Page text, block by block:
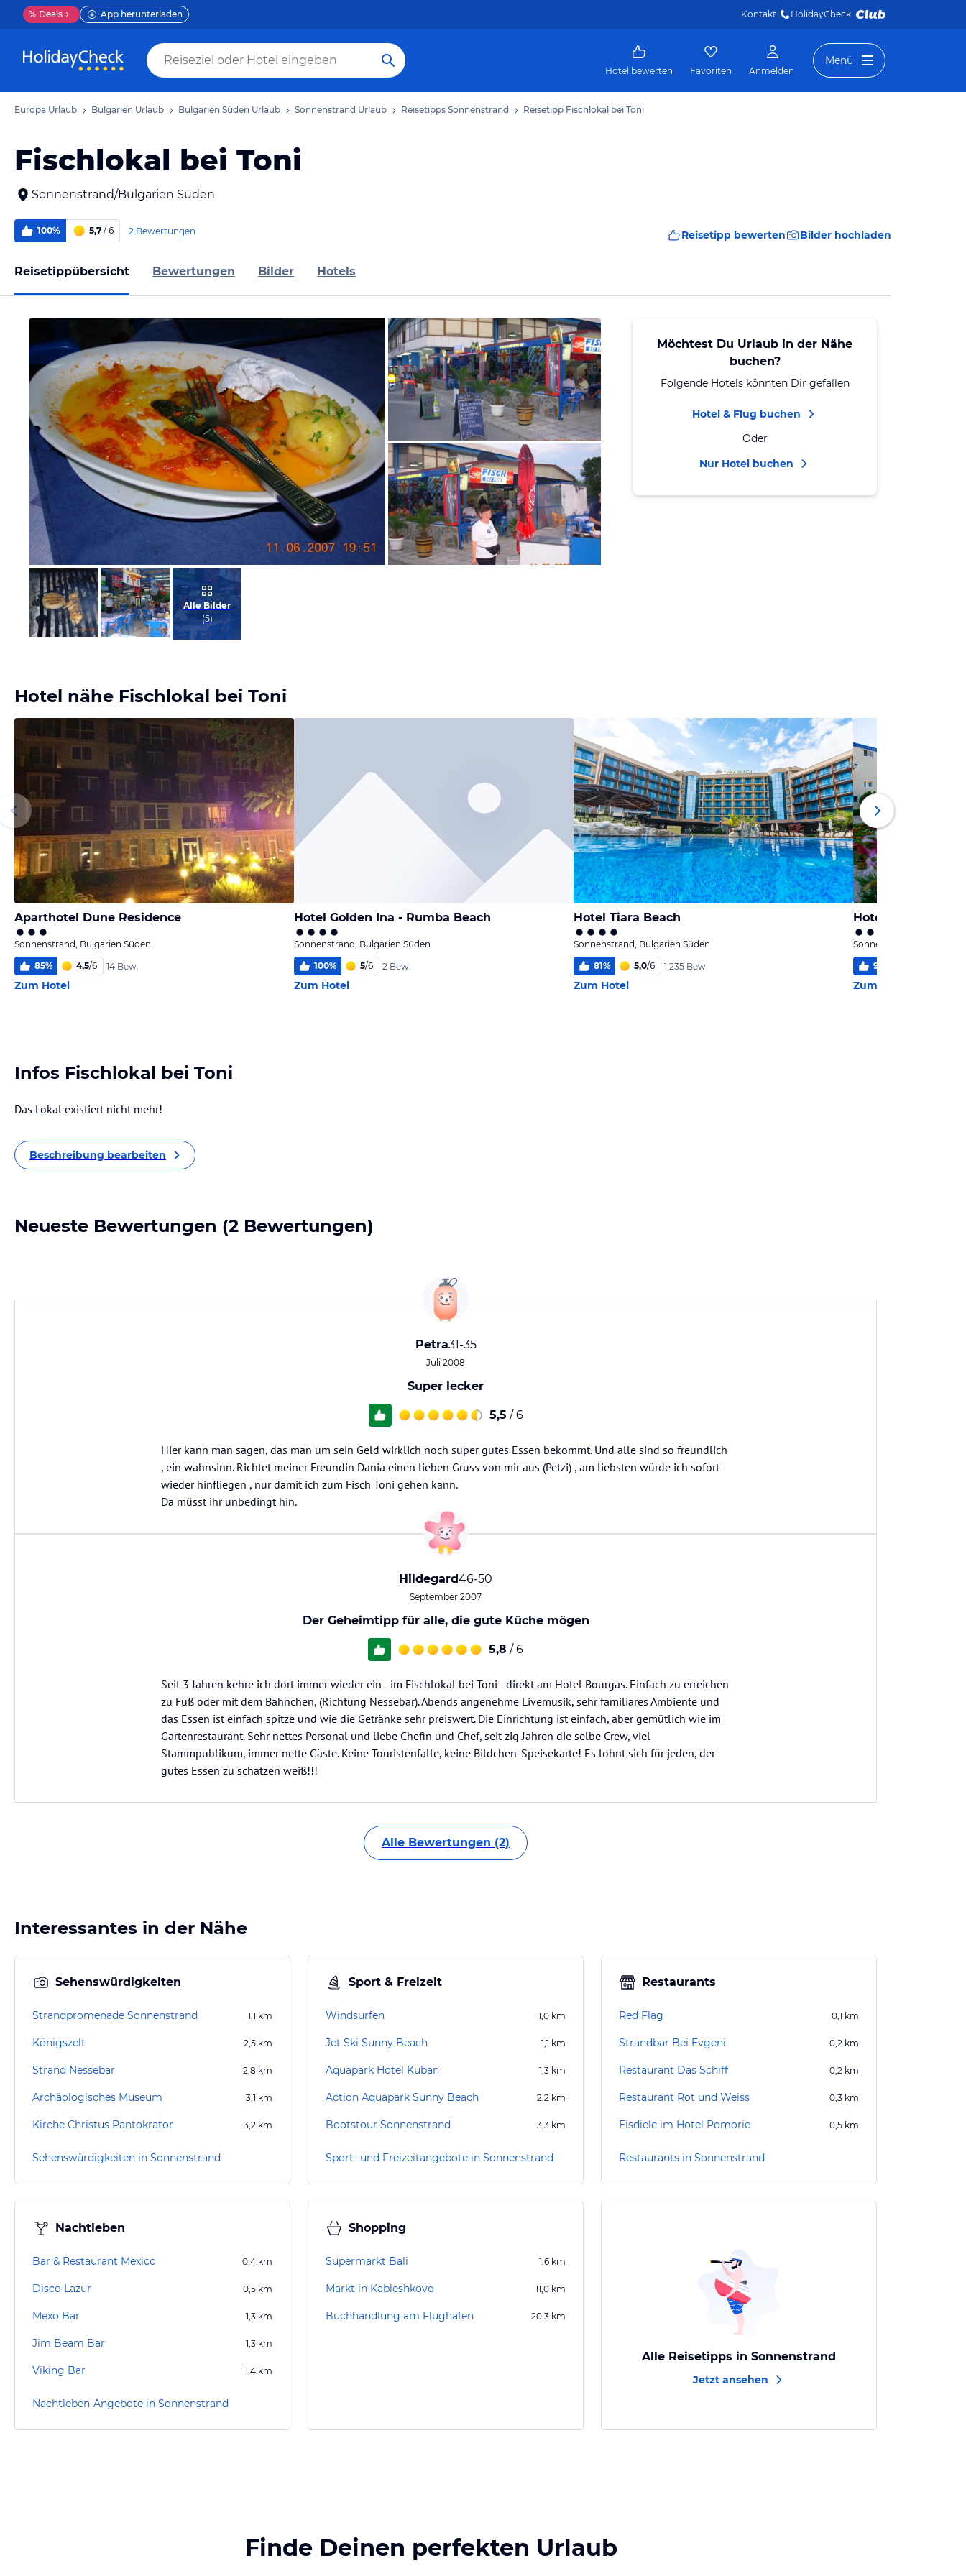
% Deals App herunterladen Kontakt HolidayCheck
Hotel bewerten Favoriten Anmelden
Menü
Europa Urlaub Bulgarien Urlaub Bulgarien Süden Urlaub Sonnenstrand Urlaub Reisetipps Sonnenstrand Reisetipp Fischlokal bei Toni
Fischlokal bei Toni
Sonnenstrand/Bulgarien Süden
100% 5,7 / 6 2 Bewertungen Reisetipp bewerten Bilder hochladen
Reisetippübersicht Bewertungen Bilder Hotels
Bild melden
von Elmar
Bild melden
von Elmar
Alle Bilder
(5)
Möchtest Du Urlaub in der Nähe
buchen?
Folgende Hotels könnten Dir gefallen
Hotel & Flug buchen
Oder
Nur Hotel buchen
Hotel nähe Fischlokal bei Toni
Aparthotel Dune Residence
Sonnenstrand, Bulgarien Süden
85% 4,5/6 14 Bew.
Zum Hotel
Hotel Golden Ina - Rumba Beach
Sonnenstrand, Bulgarien Süden
100% 5/6 2 Bew.
Zum Hotel
Hotel Tiara Beach
Sonnenstrand, Bulgarien Süden
81% 5,0/6 1.235 Bew.
Zum Hotel
Hotel Azurro
Sonnenstrand, Bulgarien
90
Zum Hotel
Infos Fischlokal bei Toni
Das Lokal existiert nicht mehr!
Beschreibung bearbeiten
Neueste Bewertungen (2 Bewertungen)
Petra31-35
Juli 2008
Super lecker
5,5 / 6
Hier kann man sagen, das man um sein Geld wirklich noch super gutes Essen bekommt. Und alle sind so freundlich
, ein wahnsinn. Richtet meiner Freundin Dania einen lieben Gruss von mir aus (Petzi) , am liebsten würde ich sofort
wieder hinfliegen , nur damit ich zum Fisch Toni gehen kann.
Da müsst ihr unbedingt hin.
Hildegard46-50
September 2007
Der Geheimtipp für alle, die gute Küche mögen
5,8 / 6
Seit 3 Jahren kehre ich dort immer wieder ein - im Fischlokal bei Toni - direkt am Hotel Bourgas. Einfach zu erreichen
zu Fuß oder mit dem Bähnchen, (Richtung Nessebar). Abends angenehme Livemusik, sehr familiäres Ambiente und
das Essen ist einfach spitze und wie die Getränke sehr preiswert. Die Einrichtung ist einfach, aber gemütlich wie im
Gartenrestaurant. Sehr nettes Personal und liebe Chefin und Chef, seit zig Jahren die selbe Crew, viel
Stammpublikum, immer nette Gäste. Keine Touristenfalle, keine Bildchen-Speisekarte! Es lohnt sich für jeden, der
gutes Essen zu schätzen weiß!!!
Alle Bewertungen (2)
Interessantes in der Nähe
Sehenswürdigkeiten
Strandpromenade Sonnenstrand 1,1 km
Königszelt 2,5 km
Strand Nessebar 2,8 km
Archäologisches Museum 3,1 km
Kirche Christus Pantokrator 3,2 km
Sehenswürdigkeiten in Sonnenstrand
Sport & Freizeit
Windsurfen 1,0 km
Jet Ski Sunny Beach 1,1 km
Aquapark Hotel Kuban 1,3 km
Action Aquapark Sunny Beach 2,2 km
Bootstour Sonnenstrand 3,3 km
Sport- und Freizeitangebote in Sonnenstrand
Restaurants
Red Flag 0,1 km
Strandbar Bei Evgeni 0,2 km
Restaurant Das Schiff 0,2 km
Restaurant Rot und Weiss 0,3 km
Eisdiele im Hotel Pomorie 0,5 km
Restaurants in Sonnenstrand
Nachtleben
Bar & Restaurant Mexico 0,4 km
Disco Lazur 0,5 km
Mexo Bar 1,3 km
Jim Beam Bar 1,3 km
Viking Bar 1,4 km
Nachtleben-Angebote in Sonnenstrand
Shopping
Supermarkt Bali 1,6 km
Markt in Kableshkovo 11,0 km
Buchhandlung am Flughafen 20,3 km
Alle Reisetipps in Sonnenstrand
Jetzt ansehen
Finde Deinen perfekten Urlaub